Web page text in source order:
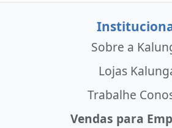
Sobre a
Lojas
Trabalhe
Vendas para